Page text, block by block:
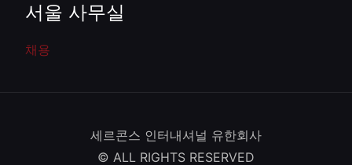
서울 사무실
채용
세르콘스 인터내셔널 유한회사
© ALL RIGHTS RESERVED